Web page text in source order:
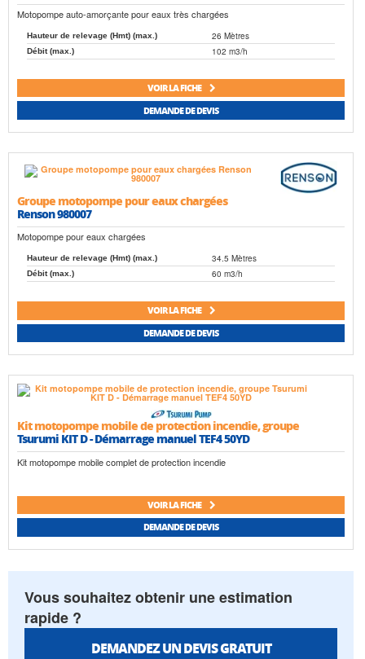
Motopompe auto-amorçante pour eaux très chargées
Hauteur de relevage (Hmt) (max.) 26 Mètres
Débit (max.) 102 m3/h
VOIR LA FICHE
DEMANDE DE DEVIS
Groupe motopompe pour eaux chargées
Renson 980007
Motopompe pour eaux chargées
Hauteur de relevage (Hmt) (max.) 34.5 Mètres
Débit (max.) 60 m3/h
VOIR LA FICHE
DEMANDE DE DEVIS
Kit motopompe mobile de protection incendie, groupe
Tsurumi KIT D - Démarrage manuel TEF4 50YD
Kit motopompe mobile complet de protection incendie
VOIR LA FICHE
DEMANDE DE DEVIS
Vous souhaitez obtenir une estimation
rapide ?
DEMANDEZ UN DEVIS GRATUIT